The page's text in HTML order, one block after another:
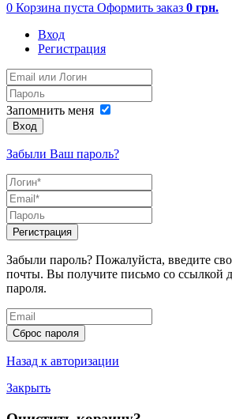
0 Корзина пуста Оформить заказ 0 грн.
Вход
Регистрация
Запомнить меня
Вход
Забыли Ваш пароль?
Регистрация
Забыли пароль? Пожалуйста, введите
почты. Вы получите письмо со ссылкой
пароля.
Сброс пароля
Назад к авторизации
Закрыть